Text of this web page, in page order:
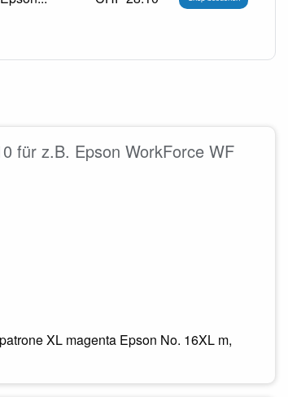
für z.B. Epson WorkForce WF
XL magenta Epson No. 16XL m,